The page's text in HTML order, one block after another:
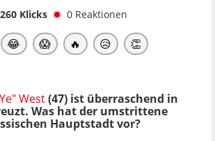
Klicks 0 Reaktionen
😂 😱 🔥 😥 👏
West(47) ist überraschend in
Was hat der umstrittene
Hauptstadt vor?